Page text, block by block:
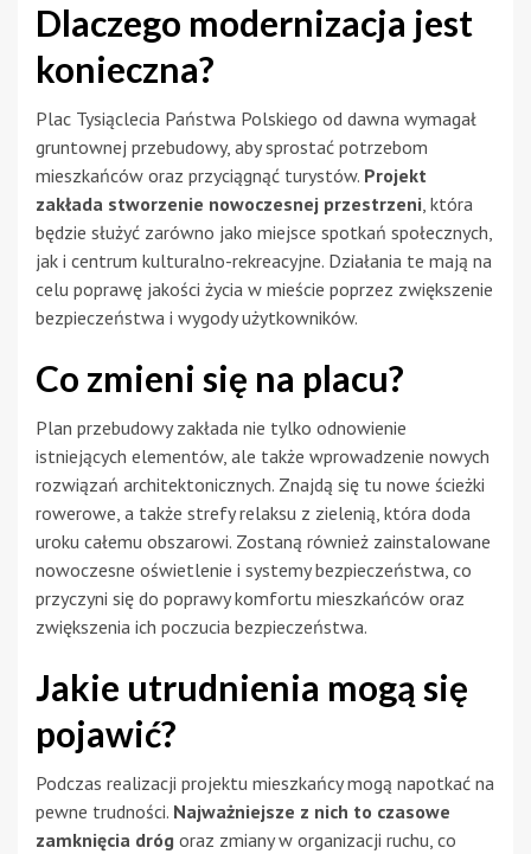
Dlaczego modernizacja jest
konieczna?
Plac Tysiąclecia Państwa Polskiego od dawna wymagał
gruntownej przebudowy, aby sprostać potrzebom
mieszkańców oraz przyciągnąć turystów. Projekt
zakłada stworzenie nowoczesnej przestrzeni, która
będzie służyć zarówno jako miejsce spotkań społecznych,
jak i centrum kulturalno-rekreacyjne. Działania te mają na
celu poprawę jakości życia w mieście poprzez zwiększenie
bezpieczeństwa i wygody użytkowników.
Co zmieni się na placu?
Plan przebudowy zakłada nie tylko odnowienie
istniejących elementów, ale także wprowadzenie nowych
rozwiązań architektonicznych. Znajdą się tu nowe ścieżki
rowerowe, a także strefy relaksu z zielenią, która doda
uroku całemu obszarowi. Zostaną również zainstalowane
nowoczesne oświetlenie i systemy bezpieczeństwa, co
przyczyni się do poprawy komfortu mieszkańców oraz
zwiększenia ich poczucia bezpieczeństwa.
Jakie utrudnienia mogą się
pojawić?
Podczas realizacji projektu mieszkańcy mogą napotkać na
pewne trudności. Najważniejsze z nich to czasowe
zamknięcia dróg oraz zmiany w organizacji ruchu, co